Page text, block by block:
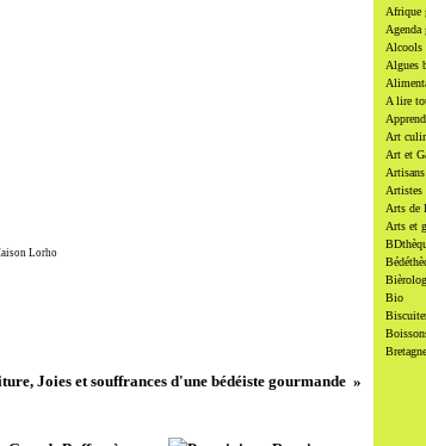
Lorho
Joies et souffrances d'une bédéiste gourmande
Afrique
Agenda
Alcools
Algues
A lire
Art
Art et
Artistes
Arts de
Arts et
Bio